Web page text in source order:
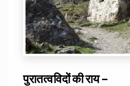
पुरातत्वविदों की राय –